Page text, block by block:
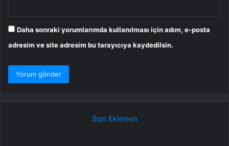
Daha sonraki yorumlarımda kullanılması için adım, e-posta
adresim ve site adresim bu tarayıcıya kaydedilsin.
Son Eklenen